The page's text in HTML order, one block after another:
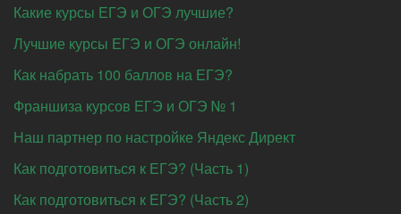
Какие курсы ЕГЭ и ОГЭ лучшие?
Лучшие курсы ЕГЭ и ОГЭ онлайн!
Как набрать 100 баллов на ЕГЭ?
Франшиза курсов ЕГЭ и ОГЭ № 1
Наш партнер по настройке Яндекс Директ
Как подготовиться к ЕГЭ? (Часть 1)
Как подготовиться к ЕГЭ? (Часть 2)